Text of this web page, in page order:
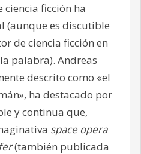
ciencia ficción ha
(aunque es discutible
de ciencia ficción en
palabra). Andreas
descrito como «el
ha destacado por
y continua que,
space opera
(también publicada